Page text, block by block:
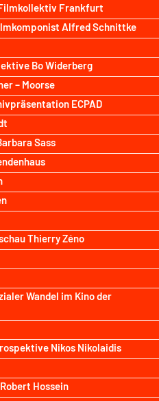
Frankfurt
Alfred Schnittke
Bo Widerberg
– Moorse
ECPAD
Sass
Thierry Zéno
Wandel im Kino der
Nikos Nikolaidis
Hossein